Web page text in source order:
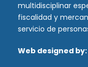
multidisciplinar
fiscalidad y
servicio de
Web designed by: